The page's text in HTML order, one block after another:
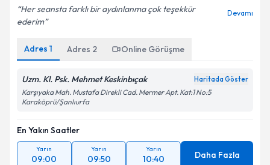
Her seansta farklı bir aydınlanma çok teşekkür
ederim
Devamı
Adres 1 Adres 2 Online Görüşme
Uzm. Kl. Psk. Mehmet Keskinbıçak Haritada Göster
Karşıyaka Mah. Mustafa Direkli Cad. Mermer Apt. Kat:1 No:5
Karaköprü/Şanlıurfa
En Yakın Saatler
Yarın
09:00
Yarın
09:50
Yarın
10:40 Daha Fazla